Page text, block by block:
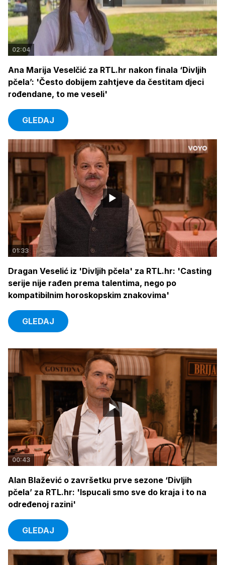
02:04
Ana Marija Veselčić za RTL.hr nakon finala ‘Divljih
pčela’: 'Često dobijem zahtjeve da čestitam djeci
rođendane, to me veseli'
GLEDAJ
01:33
Dragan Veselić iz 'Divljih pčela' za RTL.hr: 'Casting
serije nije rađen prema talentima, nego po
kompatibilnim horoskopskim znakovima'
GLEDAJ
00:43
Alan Blažević o završetku prve sezone ‘Divljih
pčela’ za RTL.hr: 'Ispucali smo sve do kraja i to na
određenoj razini'
GLEDAJ